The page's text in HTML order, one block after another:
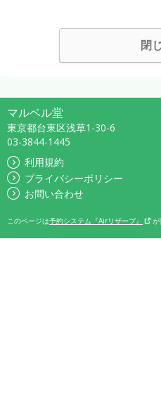
閉
マルベル堂
東京都台東区浅草1-30-6
03-3844-1445
利用規約
プライバシーポリシー
お問い合わせ
このページは予約システム『Airリザーブ』